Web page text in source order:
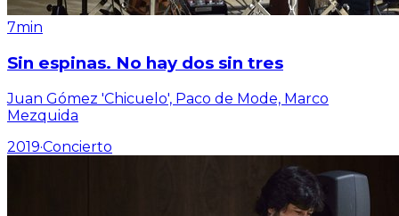
7min
Sin espinas. No hay dos sin tres
Juan Gómez 'Chicuelo', Paco de Mode, Marco
Mezquida
2019·Concierto